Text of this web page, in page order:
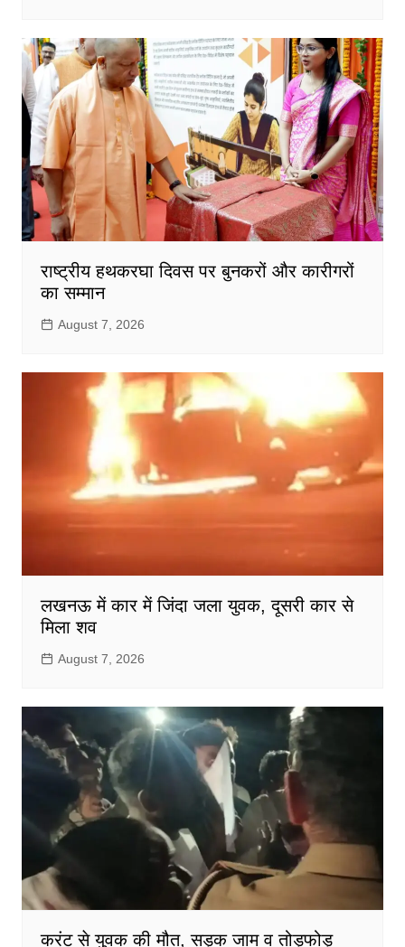
राष्ट्रीय हथकरघा दिवस पर बुनकरों और कारीगरों
का सम्मान
August 7, 2026
लखनऊ में कार में जिंदा जला युवक, दूसरी कार से
मिला शव
August 7, 2026
करंट से युवक की मौत, सड़क जाम व तोड़फोड़